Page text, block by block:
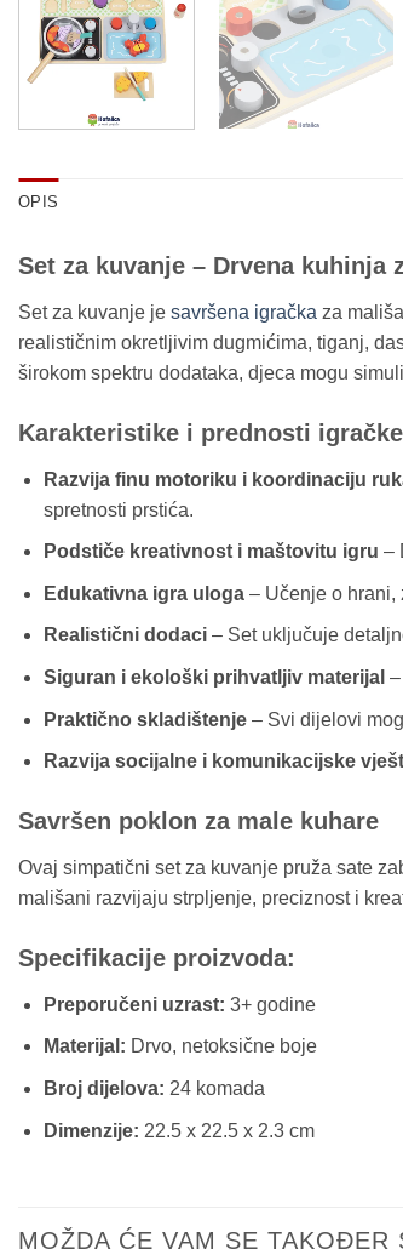
OPIS
Set za kuvanje – Drvena kuhinja
Set za kuvanje je savršena igračka za
realističnim okretljivim dugmićima, tiganj,
širokom spektru dodataka, djeca mogu
Karakteristike i prednosti
Razvija finu motoriku i koordinaciju
spretnosti prstića.
Podstiče kreativnost i maštovitu igru –
Edukativna igra uloga– Učenje o hrani,
Realistični dodaci– Set uključuje
Siguran i ekološki prihvatljiv materijal
Praktično skladištenje– Svi dijelovi
Razvija socijalne i komunikacijske
Savršen poklon za male kuhare
Ovaj simpatični set za kuvanje pruža sate
mališani razvijaju strpljenje, preciznost i
Specifikacije proizvoda:
Preporučeni uzrast: 3+ godine
Materijal: Drvo, netoksične boje
Broj dijelova: 24 komada
Dimenzije: 22.5 x 22.5 x 2.3 cm
MOŽDA ĆE VAM SE